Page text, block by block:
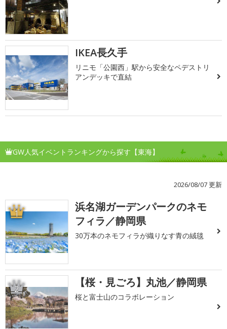
IKEA長久手
リニモ「公園西」駅から安全なペデストリ
アンデッキで直結
GW人気イベントランキングから探す【東海】
2026/08/07 更新
1
浜名湖ガーデンパークのネモ
フィラ／静岡県
30万本のネモフィラが織りなす青の絨毯
2 【桜・見ごろ】丸池／静岡県
桜と富士山のコラボレーション